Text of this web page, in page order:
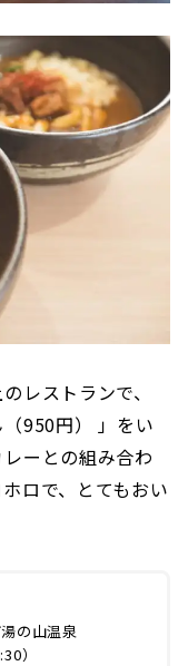
レストランで、
950円） 」をい
ーとの組み合わ
ロで、とてもおい
の山温泉
）